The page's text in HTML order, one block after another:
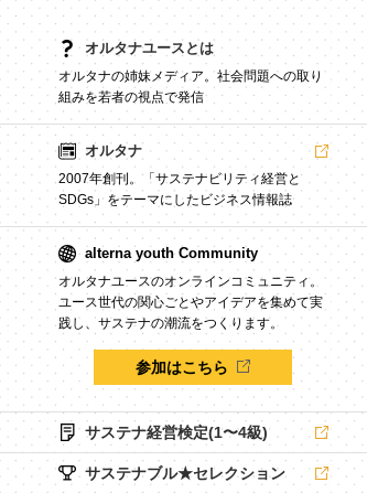
オルタナユースとは
オルタナの姉妹メディア。社会問題への取り
組みを若者の視点で発信
オルタナ
2007年創刊。「サステナビリティ経営と
SDGs」をテーマにしたビジネス情報誌
alterna youth Community
オルタナユースのオンラインコミュニティ。
ユース世代の関心ごとやアイデアを集めて実
践し、サステナの潮流をつくります。
参加はこちら
サステナ経営検定(1〜4級)
サステナブル★セレクション